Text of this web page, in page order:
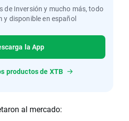
de Inversión y mucho más, todo
y disponible en español
la App
productos de XTB
al mercado: